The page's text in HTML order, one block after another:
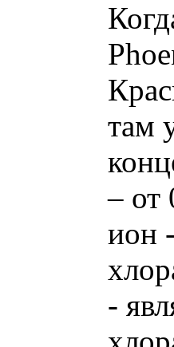
там
– от
ион
-